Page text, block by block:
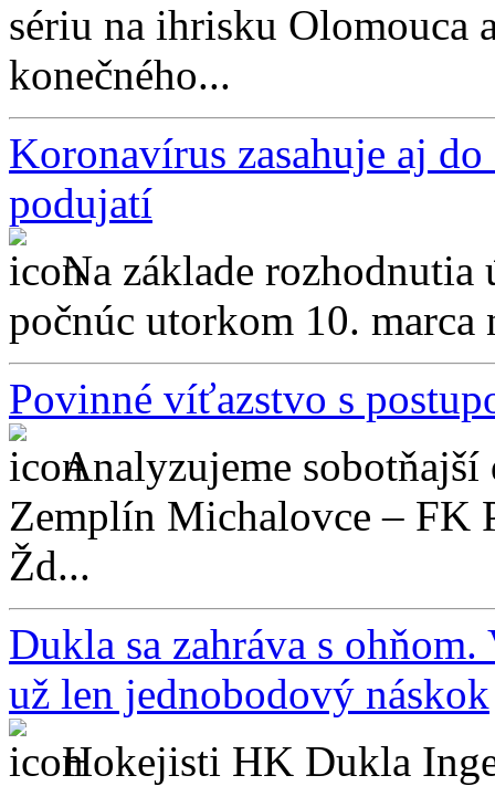
sériu na ihrisku Olomouca
konečného...
Koronavírus zasahuje aj
podujatí
Na základe rozhodnutia
počnúc utorkom 10. marca
Povinné víťazstvo s
Analyzujeme
Zemplín Michalovce – FK
Žd...
Dukla sa zahráva s
už len jednobodový náskok
Hokejisti HK Dukla